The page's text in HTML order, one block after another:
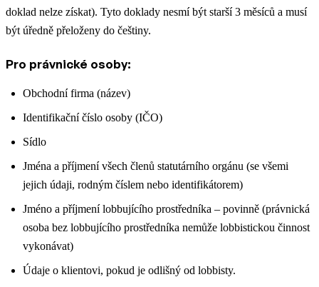
doklad nelze získat). Tyto doklady nesmí být starší 3 měsíců a musí
být úředně přeloženy do češtiny.
Pro právnické osoby:
Obchodní firma (název)
Identifikační číslo osoby (IČO)
Sídlo
Jména a příjmení všech členů statutárního orgánu (se všemi
jejich údaji, rodným číslem nebo identifikátorem)
Jméno a příjmení lobbujícího prostředníka – povinně (právnická
osoba bez lobbujícího prostředníka nemůže lobbistickou činnost
vykonávat)
Údaje o klientovi, pokud je odlišný od lobbisty.